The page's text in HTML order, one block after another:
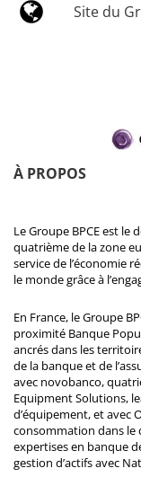
Site du
À PROPOS
Le Groupe BPCE est le
quatrième de la zone
service de l’économie
le monde grâce à
En France, le Groupe
proximité Banque
ancrés dans les
de la banque et de
avec novobanco,
Equipment Solutions,
d’équipement, et avec
consommation dans le
expertises en banque
gestion d’actifs avec